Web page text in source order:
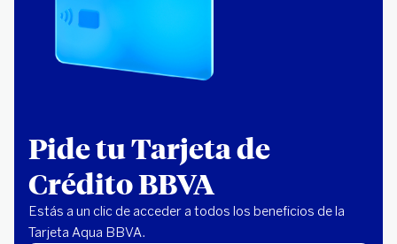
Pide tu Tarjeta de
Crédito BBVA
Estás a un clic de acceder a todos los beneficios de la
Tarjeta Aqua BBVA.